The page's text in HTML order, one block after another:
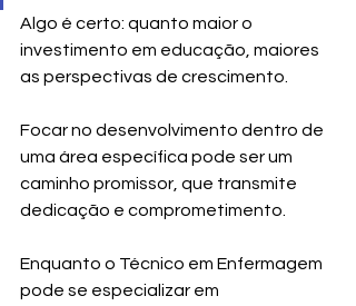
Algo é certo: quanto maior o
investimento em educação, maiores
as perspectivas de crescimento.
Focar no desenvolvimento dentro de
uma área específica pode ser um
caminho promissor, que transmite
dedicação e comprometimento.
Enquanto o Técnico em Enfermagem
pode se especializar em